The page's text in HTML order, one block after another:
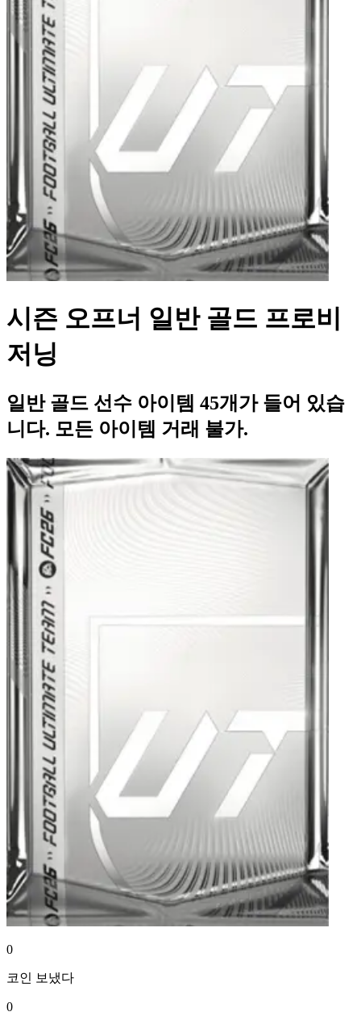
시즌 오프너 일반 골드 프로비
저닝
일반 골드 선수 아이템 45개가 들어 있습
니다. 모든 아이템 거래 불가.
0
코인 보냈다
0